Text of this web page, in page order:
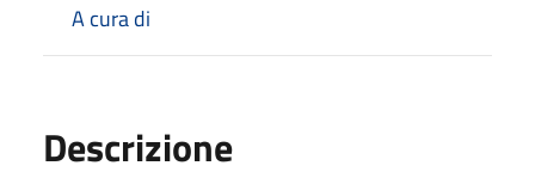
A cura di
Descrizione